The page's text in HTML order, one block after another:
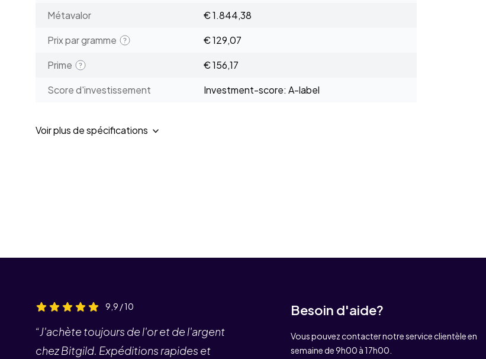
Métavalor
€ 1.844,38
Prix par gramme
€ 129,07
Prime
€ 156,17
Score d'investissement
Investment-score: A-label
Voir plus de spécifications
9,9 / 10
“J'achète toujours de l'or et de l'argent
chez Bitgild. Expéditions rapides et
Besoin d'aide?
Vous pouvez contacter notre service clientèle en
semaine de 9h00 à 17h00.